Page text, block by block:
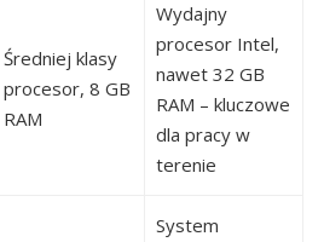
Średniej klasy
procesor, 8 GB
RAM
Wydajny
procesor Intel,
nawet 32 GB
RAM – kluczowe
dla pracy w
terenie
System